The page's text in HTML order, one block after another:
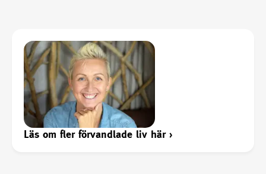
Läs om fler förvandlade liv här›